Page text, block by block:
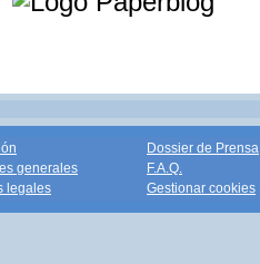
generales
legales
Dossier de Prensa
F.A.Q.
Gestionar cookies